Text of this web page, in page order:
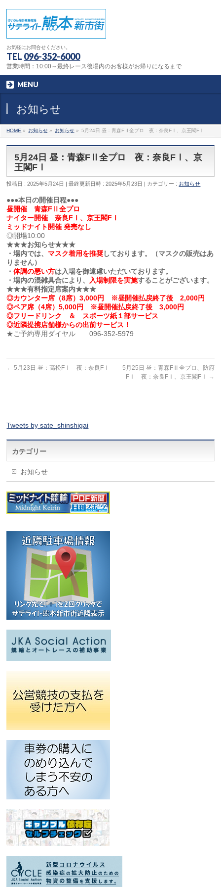
お気軽にお問合せください。
TEL 096-352-6000
営業時間：10:00～最終レース後場内のお客様がお帰りになるまで
MENU
お知らせ
HOME » お知らせ » お知らせ » 5月24日 昼：青森FⅡ全プロ 夜：奈良FⅠ、京王閣FⅠ
5月24日 昼：青森FⅡ全プロ 夜：奈良FⅠ、京
王閣FⅠ
投稿日 : 2025年5月24日 最終更新日時 : 2025年5月23日 カテゴリー : お知らせ
●●●本日の開催日程●●●
昼開催 青森FⅡ全プロ
ナイター開催 奈良FⅠ、京王閣FⅠ
ミッドナイト開催 発売なし
◎開場10:00
★★★お知らせ★★★
・場内では、 マスク着用を推奨しております。（マスクの販売はあ
りません）
・体調の悪い方は入場を御遠慮いただいております。
・場内の混雑具合により、
入場制限を実施することがございます。
★★★有料指定席案内★★★
◎カウンター席（8席）3,000円 ※昼開催払戻終了後 2,000円
◎ペア席（4席）5,000円 ※昼開催払戻終了後 3,000円
◎フリードリンク ＆ スポーツ紙１部サービス
◎近隣提携店舗様からの出前サービス！
★ご予約専用ダイヤル 096-352-5979
← 5月23日 昼：高松FⅠ 夜：奈良FⅠ
5月25日 昼：青森FⅡ全プロ、防府
FⅠ 夜：奈良FⅠ、京王閣FⅠ
→
Tweets by sate_shinshigai
カテゴリー
お知らせ